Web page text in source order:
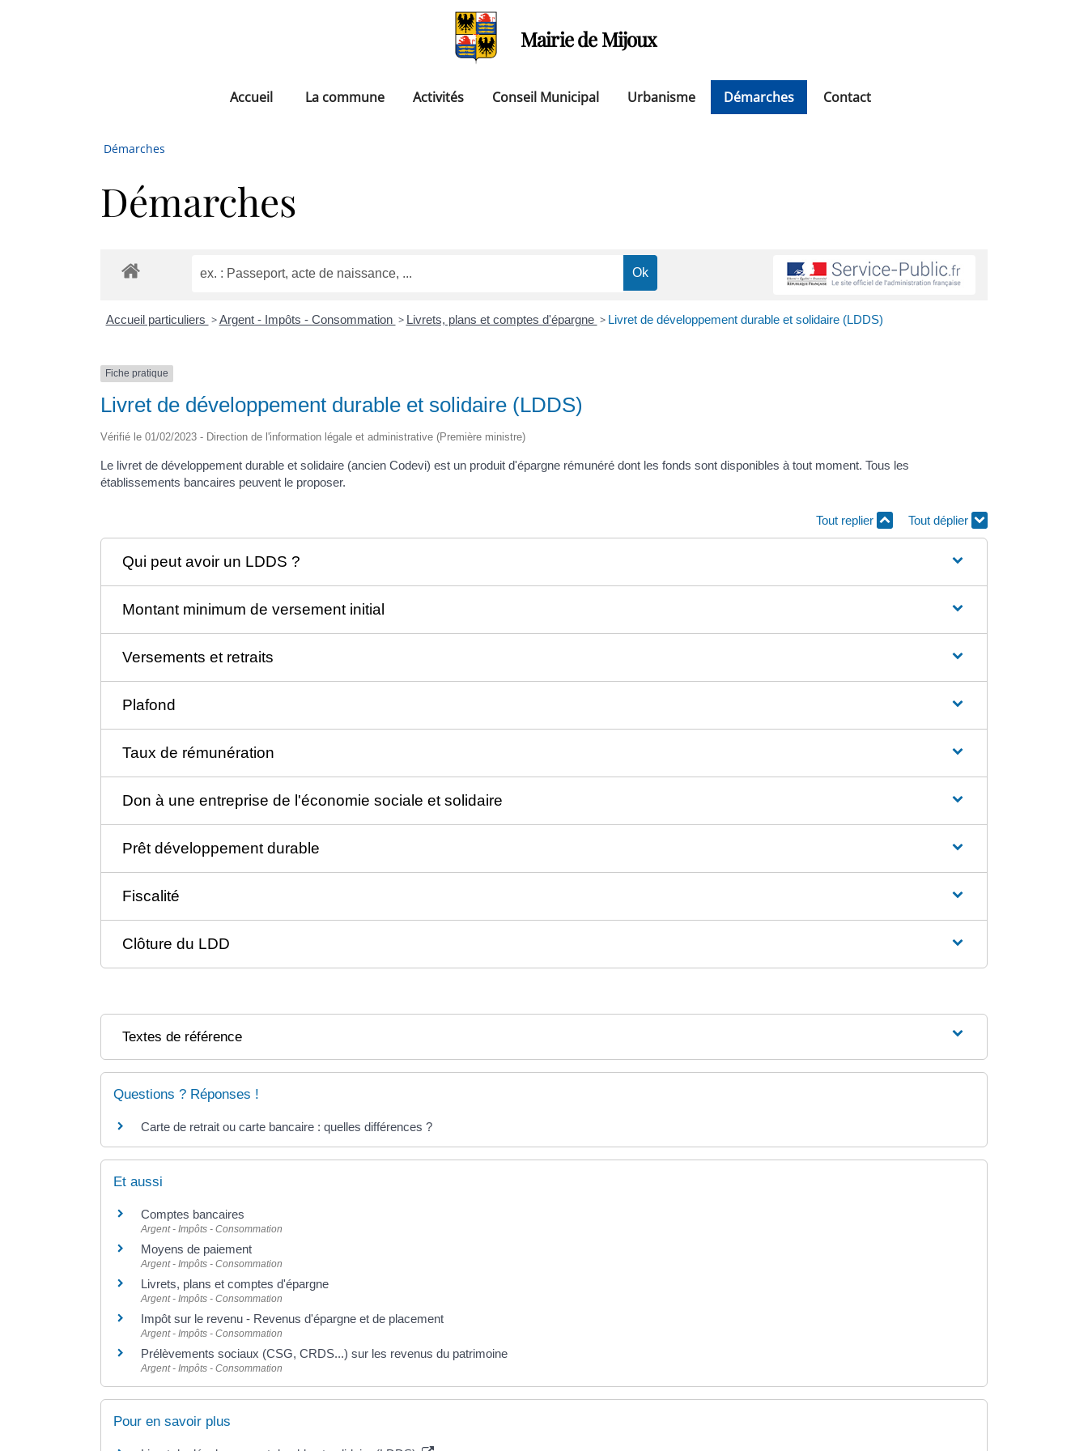
Mairie de Mijoux
Accueil La commune Activités Conseil Municipal Urbanisme Démarches Contact
Démarches
Démarches
Accueil particuliers > Argent - Impôts - Consommation > Livrets, plans et comptes d'épargne > Livret de développement durable et solidaire (LDDS)
Fiche pratique
Livret de développement durable et solidaire (LDDS)
Vérifié le 01/02/2023 - Direction de l'information légale et administrative (Première ministre)
Le livret de développement durable et solidaire (ancien Codevi) est un produit d'épargne rémunéré dont les fonds sont disponibles à tout moment. Tous les
établissements bancaires peuvent le proposer.
Tout replier Tout déplier
Qui peut avoir un LDDS ?
Montant minimum de versement initial
Versements et retraits
Plafond
Taux de rémunération
Don à une entreprise de l'économie sociale et solidaire
Prêt développement durable
Fiscalité
Clôture du LDD
Textes de référence
Questions ? Réponses !
Carte de retrait ou carte bancaire : quelles différences ?
Et aussi
Comptes bancaires
Argent - Impôts - Consommation
Moyens de paiement
Argent - Impôts - Consommation
Livrets, plans et comptes d'épargne
Argent - Impôts - Consommation
Impôt sur le revenu - Revenus d'épargne et de placement
Argent - Impôts - Consommation
Prélèvements sociaux (CSG, CRDS...) sur les revenus du patrimoine
Argent - Impôts - Consommation
Pour en savoir plus